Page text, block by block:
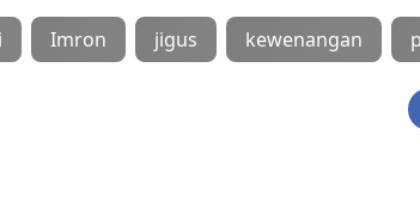
Imron jigus kewenangan